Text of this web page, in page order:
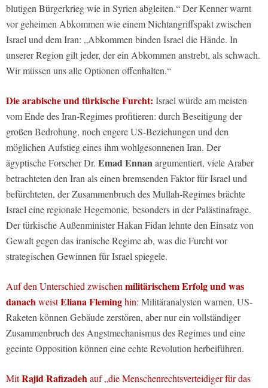
blutigen Bürgerkrieg wie in Syrien abgleiten.“ Der Kenner warnt
vor geheimen Abkommen wie einem Nichtangriffspakt zwischen
Israel und dem Iran: „Abkommen binden Israel die Hände. In
unserer Region gilt jeder, der ein Abkommen anstrebt, als schwach.
Wir müssen uns alle Optionen offenhalten.“
Die arabische und türkische Furcht: Israel würde am meisten
vom Ende des Iran-Regimes profitieren: durch Beseitigung der
großen Bedrohung, noch engere US-Beziehungen und den
möglichen Aufstieg eines ihm wohlgesonnenen Iran. Der
ägyptische Forscher Dr. Emad Ennanargumentiert, viele Araber
betrachteten den Iran als einen bremsenden Faktor für Israel und
befürchteten, der Zusammenbruch des Mullah-Regimes brächte
Israel eine regionale Hegemonie, besonders in der Palästinafrage.
Der türkische Außenminister Hakan Fidan lehnte den Einsatz von
Gewalt gegen das iranische Regime ab, was die Furcht vor
strategischen Gewinnen für Israel spiegele.
Auf den Unterschied zwischenmilitärischem Erfolg und was
danachweistEliana Fleminghin: Militäranalysten warnen, US-
Raketen können Gebäude zerstören, aber nur ein vollständiger
Zusammenbruch des Angstmechanismus des Regimes und eine
geeinte Opposition können eine echte Revolution herbeiführen.
MitRajid Rafizadehauf „die Menschenrechtsverteidiger für das